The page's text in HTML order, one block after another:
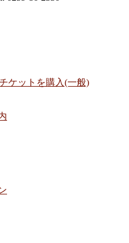
ケットを購入(一般)